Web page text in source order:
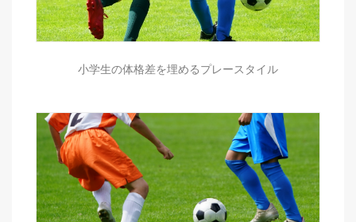
小学生の体格差を埋めるプレースタイル